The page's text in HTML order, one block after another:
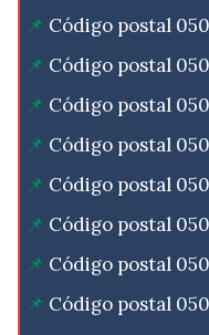
Código postal
Código postal
Código postal
Código postal
Código postal
Código postal
Código postal
Código postal